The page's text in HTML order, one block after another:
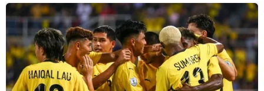
ninh hàng không và tạo thuận lợi
hàng không
10/08/2026 12:58
Giải quyết "điểm nghẽn" pháp luật